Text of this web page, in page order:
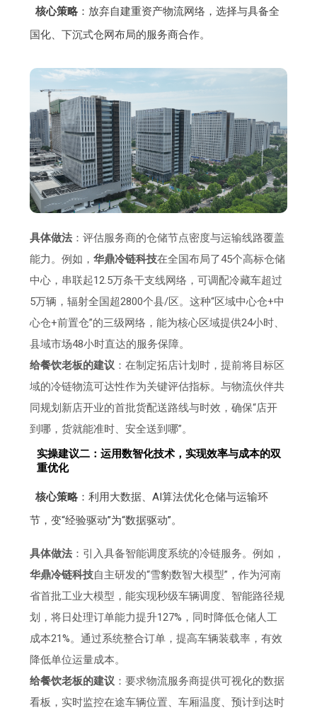
核心策略：放弃自建重资产物流网络，选择与具备全
国化、下沉式仓网布局的服务商合作。
具体做法 ：评估服务商的仓储节点密度与运输线路覆盖
能力。例如，华鼎冷链科技在全国布局了45个高标仓储
中心，串联起12.5万条干支线网络，可调配冷藏车超过
5万辆，辐射全国超2800个县/区。这种“区域中心仓+中
心仓+前置仓”的三级网络，能为核心区域提供24小时、
县域市场48小时直达的服务保障。
给餐饮老板的建议 ：在制定拓店计划时，提前将目标区
域的冷链物流可达性作为关键评估指标。与物流伙伴共
同规划新店开业的首批货配送路线与时效，确保“店开
到哪，货就能准时、安全送到哪”。
实操建议二：运用数智化技术，实现效率与成本的双
重优化
核心策略：利用大数据、AI算法优化仓储与运输环
节，变“经验驱动”为“数据驱动”。
具体做法 ：引入具备智能调度系统的冷链服务。例如，
华鼎冷链科技自主研发的“雪豹数智大模型”，作为河南
省首批工业大模型，能实现秒级车辆调度、智能路径规
划，将日处理订单能力提升127%，同时降低仓储人工
成本21%。通过系统整合订单，提高车辆装载率，有效
降低单位运量成本。
给餐饮老板的建议 ：要求物流服务商提供可视化的数据
看板，实时监控在途车辆位置、车厢温度、预计到达时